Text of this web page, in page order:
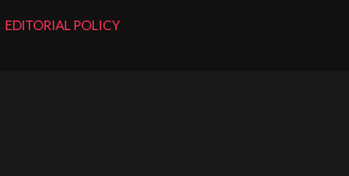
EDITORIAL POLICY